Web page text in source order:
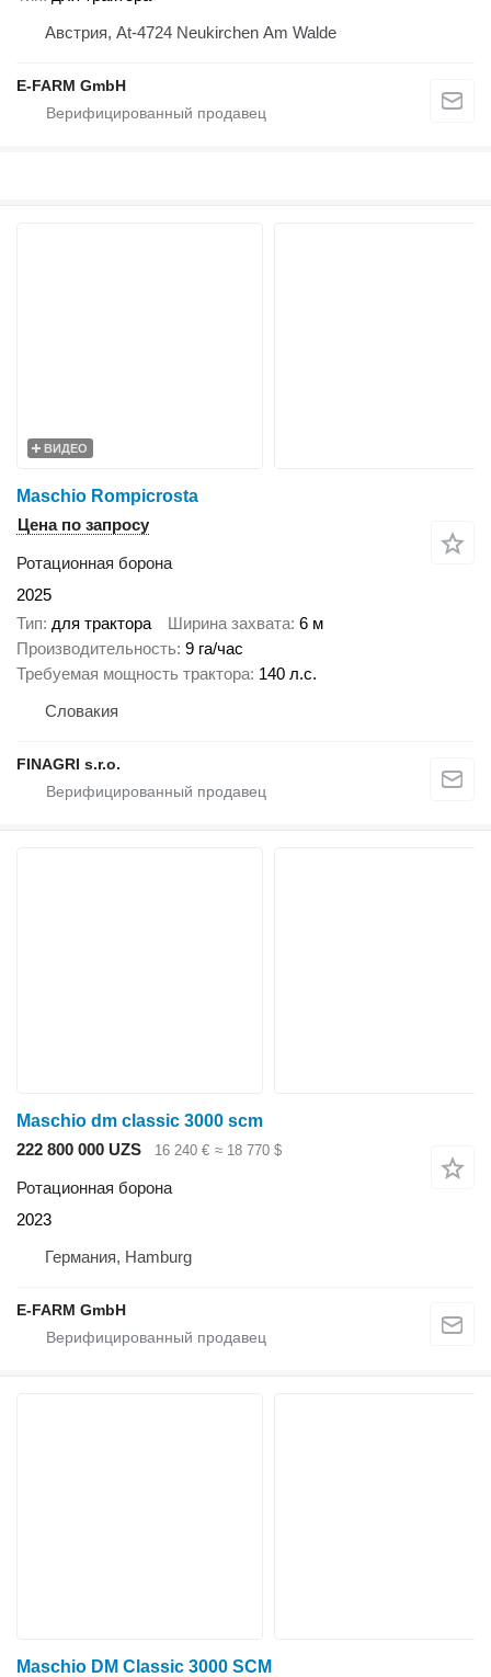
Австрия, At-4724 Neukirchen Am Walde
E-FARM GmbH
ВИДЕО
Maschio Rompicrosta
Цена по запросу
Ротационная борона
2025
Тип для трактора Ширина захвата 6 м
Производительность 9 га/час
Требуемая мощность трактора 140 л.с.
Словакия
FINAGRI s.r.o.
Maschio dm classic 3000 scm
222 800 000 UZS
16 240 € ≈ 18 770 $
Ротационная борона
2023
Германия, Hamburg
E-FARM GmbH
Maschio DM Classic 3000 SCM